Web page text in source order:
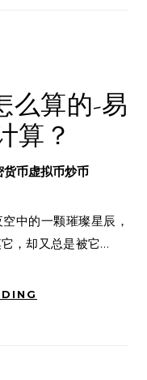
么算的-易
算？
货币虚拟币炒币
，却又总是被它…